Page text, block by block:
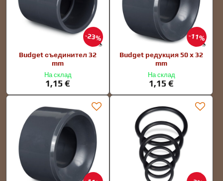
23%
Budget съединител 32
mm
На склад
1,15 €
11%
Budget редукция 50 x 32
mm
На склад
1,15 €